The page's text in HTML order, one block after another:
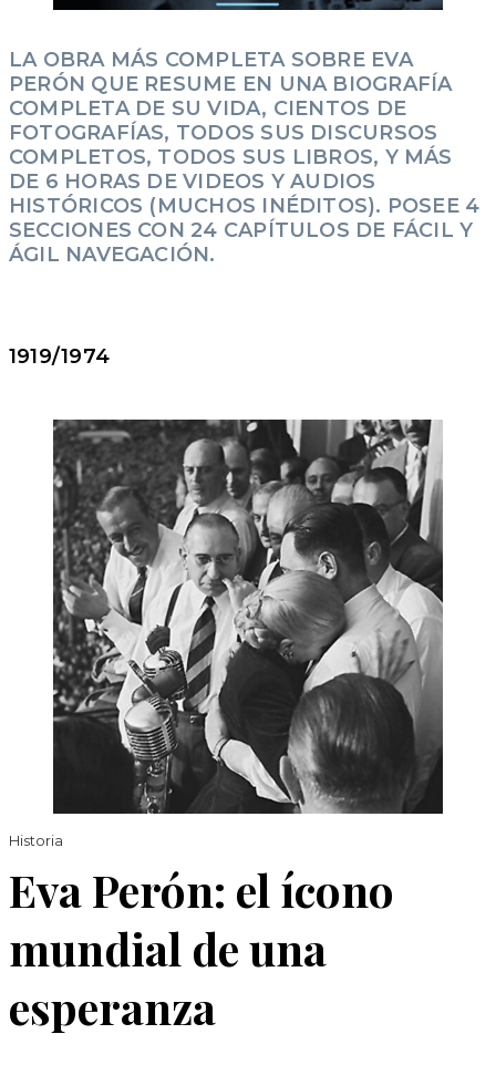
LA OBRA MÁS COMPLETA SOBRE EVA
PERÓN QUE RESUME EN UNA BIOGRAFÍA
COMPLETA DE SU VIDA, CIENTOS DE
FOTOGRAFÍAS, TODOS SUS DISCURSOS
COMPLETOS, TODOS SUS LIBROS, Y MÁS
DE 6 HORAS DE VIDEOS Y AUDIOS
HISTÓRICOS (MUCHOS INÉDITOS). POSEE 4
SECCIONES CON 24 CAPÍTULOS DE FÁCIL Y
ÁGIL NAVEGACIÓN.
1919/1974
Historia
Eva Perón: el ícono
mundial de una
esperanza